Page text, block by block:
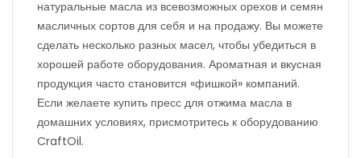
натуральные масла из всевозможных орехов и семян
масличных сортов для себя и на продажу. Вы можете
сделать несколько разных масел, чтобы убедиться в
хорошей работе оборудования. Ароматная и вкусная
продукция часто становится «фишкой» компаний.
Если желаете купить пресс для отжима масла в
домашних условиях, присмотритесь к оборудованию
CraftOil.